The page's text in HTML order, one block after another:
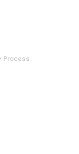
Process.